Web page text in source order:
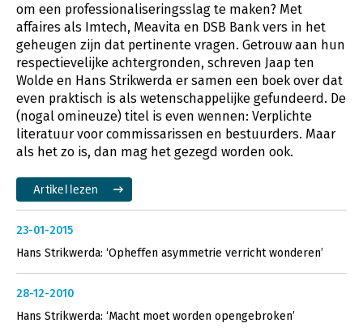
om een professionaliseringsslag te maken? Met
affaires als Imtech, Meavita en DSB Bank vers in het
geheugen zijn dat pertinente vragen. Getrouw aan hun
respectievelijke achtergronden, schreven Jaap ten
Wolde en Hans Strikwerda er samen een boek over dat
even praktisch is als wetenschappelijke gefundeerd. De
(nogal omineuze) titel is even wennen: Verplichte
literatuur voor commissarissen en bestuurders. Maar
als het zo is, dan mag het gezegd worden ook.
Artikel lezen
23-01-2015
Hans Strikwerda: ‘Opheffen asymmetrie verricht wonderen’
28-12-2010
Hans Strikwerda: ‘Macht moet worden opengebroken’